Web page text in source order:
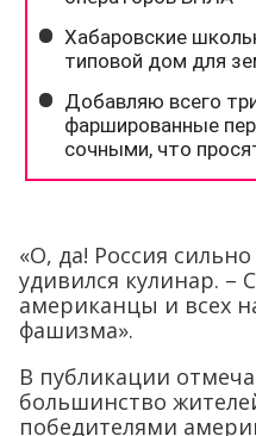
«О, да! Россия
удивился кулинар. –
американцы и всех
фашизма».
В публикации
большинство
победителями